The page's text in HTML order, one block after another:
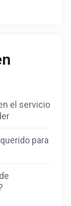
el servicio
para